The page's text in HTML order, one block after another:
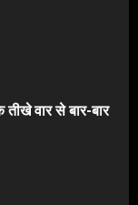
वार से बार-बार